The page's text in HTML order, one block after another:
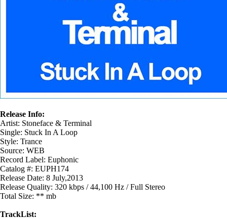
Release Info:
Artist: Stoneface & Terminal
Single: Stuck In A Loop
Style: Trance
Source: WEB
Record Label: Euphonic
Catalog #: EUPH174
Release Date: 8 July,2013
Release Quality: 320 kbps / 44,100 Hz / Full Stereo
Total Size: ** mb
TrackList: